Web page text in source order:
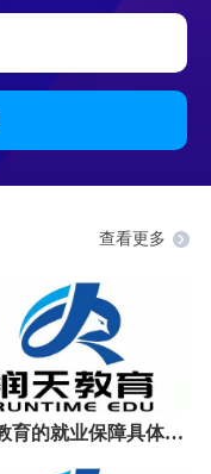
查看更多
润天教育的就业保障具体有哪些？